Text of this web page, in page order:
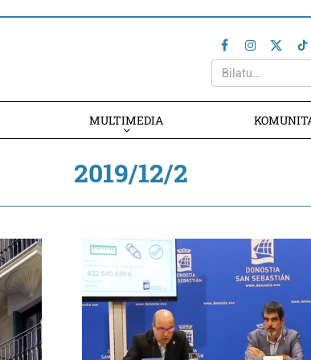
MULTIMEDIA
2019/12/2